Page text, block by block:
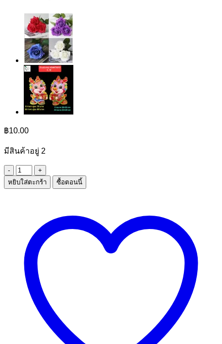
฿10.00
มีสินค้าอยู่ 2
จำนวน
ป้าย
หยิบใส่ตะกร้า ซื้อตอนนี้